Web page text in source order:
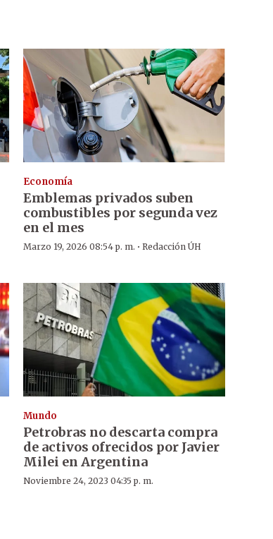
Economía
Emblemas privados suben
combustibles por segunda vez
en el mes
Marzo 19, 2026 08:54 p. m. · Redacción ÚH
Mundo
Petrobras no descarta compra
de activos ofrecidos por Javier
Milei en Argentina
Noviembre 24, 2023 04:35 p. m.